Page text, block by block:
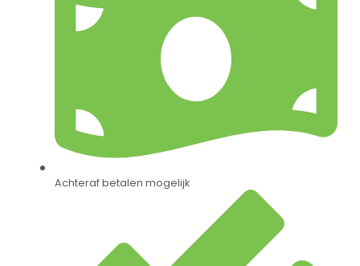
Achteraf betalen mogelijk